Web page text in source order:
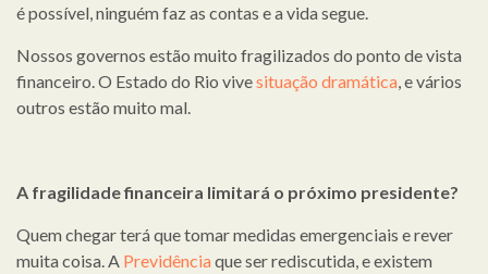
é possível, ninguém faz as contas e a vida segue.
Nossos governos estão muito fragilizados do ponto de vista
financeiro. O Estado do Rio vivesituação dramática , e vários
outros estão muito mal.
A fragilidade financeira limitará o próximo presidente?
Quem chegar terá que tomar medidas emergenciais e rever
muita coisa. A Previdência que ser rediscutida, e existem